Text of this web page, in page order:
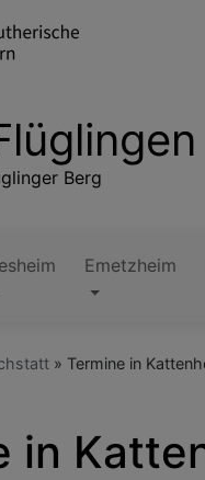
Berg
Emetzheim
Termine in
in